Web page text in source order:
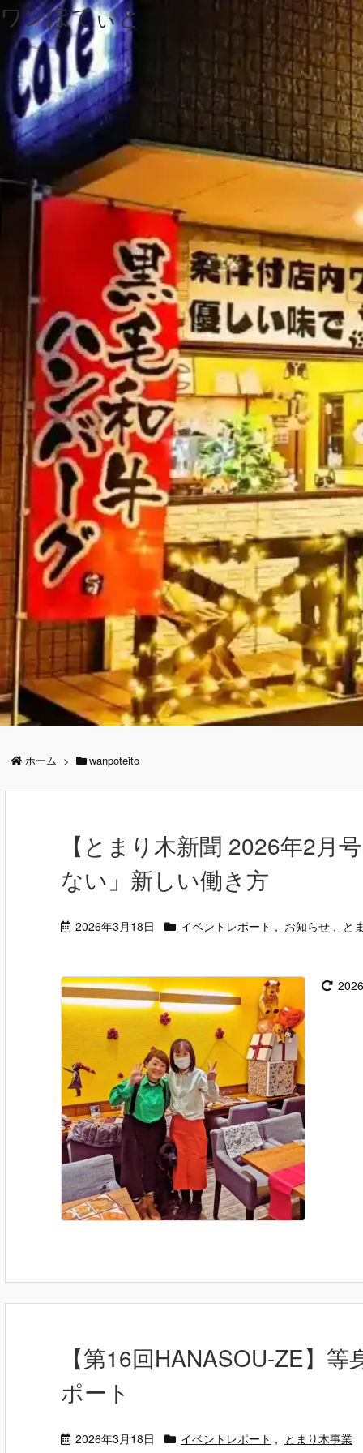
ワンぽてぃと
ホーム > wanpoteito
【とまり木新聞 2026年2月
ない」新しい働き方
2026年3月18日 イベントレポート , お知らせ , と
【第16回HANASOU-ZE】
ポート
2026年3月18日 イベントレポート , とまり木事業